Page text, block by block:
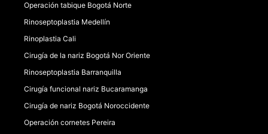
Operación tabique Bogotá Norte
Rinoseptoplastia Medellín
Rinoplastia Cali
Cirugía de la nariz Bogotá Nor Oriente
Rinoseptoplastia Barranquilla
Cirugía funcional nariz Bucaramanga
Cirugía de nariz Bogotá Noroccidente
Operación cornetes Pereira